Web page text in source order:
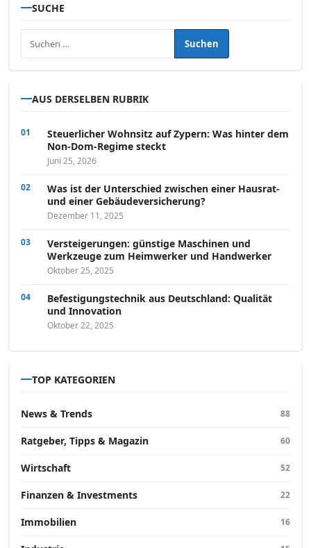
SUCHE
AUS DERSELBEN RUBRIK
Steuerlicher Wohnsitz auf Zypern: Was hinter dem
Non-Dom-Regime steckt
Juni 25, 2026
Was ist der Unterschied zwischen einer Hausrat-
und einer Gebäudeversicherung?
Dezember 11, 2025
Versteigerungen: günstige Maschinen und
Werkzeuge zum Heimwerker und Handwerker
Oktober 25, 2025
Befestigungstechnik aus Deutschland: Qualität
und Innovation
Oktober 22, 2025
TOP KATEGORIEN
News & Trends 88
Ratgeber, Tipps & Magazin 60
Wirtschaft 52
Finanzen & Investments 22
Immobilien 16